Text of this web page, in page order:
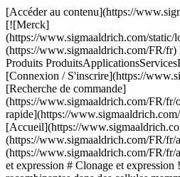
[Accéder au contenu](https://www.sigmaaldrich.com#main-content) [![Merck](https://www.sigmaaldrich.com/static/logos/purple/merck.svg)](https://www.sigmaaldrich.com/FR/fr) Produits Panier0 FRFR Produits ProduitsApplicationsServicesRessourcesSoutien [Connexion / S'inscrire](https://www.sigmaaldrich.com/oidc-sign-in) [Recherche de commande](https://www.sigmaaldrich.com/FR/fr/order-lookup) [Commande rapide](https://www.sigmaaldrich.com/FR/fr/quick-order) Panier0 [Accueil](https://www.sigmaaldrich.com/FR/fr)[Applications](https://www.sigmaaldrich.com/FR/fr/applications)[Génomique](https://www.sigmaaldrich.com/FR/fr/applications/genomics)Clonage et expression # Clonage et expression ![Expression de protéines recombinantes dans des cellules mammifères](https://www.sigmaaldrich.com/content/dam/cms-commons/sigmaaldrich/marketing/global/images/applications/genomics/recombinant-protein-expression.jpg "Expression de protéines recombinantes dans des cellules mammifères") __Expression de protéines recombinantes dans des cellules mammifères__ Les technologies de clonage et d’expression génique sont utilisées par les chercheurs dans divers domaines pour étudier un large éventail de questions biologiques, notamment la compréhension de la fonction des gènes, l’analyse des voies moléculaires, le développement embryonnaire, la recherche sur les maladies et la biotransformation des produits biologiques et thérapeutiques, pour n’en citer que quelques-unes. Une fois le gène ou la séquence génétique identifié(e), les chercheurs doivent choisir la meilleure stratégie de clonage moléculaire et le meilleur système d’expression protéique cellulaire en fonction des besoins spécifiques de l’application. Pour plus d’informations sur l’expression génique à l’aide de la technologie CRISPR ou sur le silençage génique à l’aide de réactifs ARNi, veuillez consulter notre [page consacrée à l’expression génique et au silençage génique](https://www.sigmaaldrich.com/FR/fr/applications/genomics/gene-expression-and-silencing). * * * ## Produits associés Slide 1 of 17 1 of 4 [![X-GlcA reagent for selection of recombinant bacterial clones](https://www.sigmaaldrich.com/deepweb/assets/sigmaaldrich/product/structures/401/113/46d77bfc-a3b7-4d7b-b47d-5699c063454d/640/46d77bfc-a3b7-4d7b-b47d-5699c063454d.png) \ Sigma-Aldrich \ B6650 \ X-GlcA](https://www.sigmaaldrich.com/FR/fr/product/sigma/b6650) Aperçu rapide [![Blue-White Select™ Screening Reagent for selection of recombinant bacterial clones](https://www.sigmaaldrich.com/deepweb/assets/sigmaaldrich/product/images/106/579/ecdb7ef1-2040-43e2-9699-4f30fde34faa/640/ecdb7ef1-2040-43e2-9699-4f30fde34faa.jpg) \ Sigma-Aldrich \ B3928 \ Blue-White Select™ Screening Reagent](https://www.sigmaaldrich.com/FR/fr/product/sigma/b3928) Aperçu rapide [![5-bromo-4-chloro-3-indolyl β-D-galactopyranoside ≥98%](https://www.sigmaaldrich.com/deepweb/assets/sigmaaldrich/product/structures/247/263/57654e94-ae59-485c-ae90-4a5da7fb51a9/640/57654e94-ae59-485c-ae90-4a5da7fb51a9.png) \ Sigma-Aldrich \ B9146 \ 5-bromo-4-chloro-3-indolyl β-D-galactopyranoside](https://www.sigmaaldrich.com/FR/fr/product/sigma/b9146) Aperçu rapide [![Deoxyribonucleic acid, single stranded from salmon testes For hybridization](https://www.sigmaaldrich.com/deepweb/assets/sigmaaldrich/product/images/394/949/b2878be0-2c3c-481f-9eee-43eb6c27d386/640/b2878be0-2c3c-481f-9eee-43eb6c27d386.jpg) \ Sigma-Aldrich \ D9156 \ Deoxyribonucleic acid, single stranded from salmon testes](https://www.sigmaaldrich.com/FR/fr/product/sigma/d9156) Aperçu rapide [![Diméthylsulfoxyde Molecular Biology](https://www.sigmaaldrich.com/deepweb/assets/sigmaaldrich/product/structures/351/937/4fba03cc-7107-47d4-8c4f-0193e7565d4d/640/4fba03cc-7107-47d4-8c4f-0193e7565d4d.png) \ Sigma-Aldrich \ D8418 \ Diméthylsulfoxyde](https://www.sigmaaldrich.com/FR/fr/product/sigma/d8418) Aperçu rapide [![Yeast Transformation Kit reagents for introducing plasmid DNA into yeast](https://www.sigmaaldrich.com/deepweb/assets/sigmaaldrich/product/images/313/425/f658de66-8206-40b5-ab0b-417b15654a4f/640/f658de66-8206-40b5-ab0b-417b15654a4f.jpg) \ Sigma-Aldrich \ YEAST1 \ Yeast Transformation Kit](https://www.sigmaaldrich.com/FR/fr/product/sigma/yeast1) Aperçu rapide [![SOC Medium For use in transformation](https://www.sigmaaldrich.com/deepweb/assets/sigmaaldrich/product/images/292/349/70b932fe-a654-484f-94ba-6225df0c97b9/640/70b932fe-a654-484f-94ba-6225df0c97b9.jpg) \ Sigma-Aldrich \ S1797 \ SOC Medium](https://www.sigmaaldrich.com/FR/fr/product/sigma/s1797) Aperçu rapide [![LB Broth with agar (Lennox) EZMix powder microbial growth medium](https://www.sigmaaldrich.com/deepweb/assets/sigmaaldrich/product/images/382/185/cc0c5161-cfc0-4e41-81fb-0fa32b75ea05/640/cc0c5161-cfc0-4e41-81fb-0fa32b75ea05.jpg) \ Sigma-Aldrich \ L7533 \ LB Broth with agar (Lennox)](https://www.sigmaaldrich.com/FR/fr/product/sigma/l7533) Aperçu rapide [![IPTG ≥99% (TLC), ≤0.1% Dioxane](https://www.sigmaaldrich.com/deepweb/assets/sigmaaldrich/product/structures/149/921/f1edb4f0-5065-4a15-b45d-3dddbf7bbf2f/640/f1edb4f0-5065-4a15-b45d-3dddbf7bbf2f.png) \ Sigma-Aldrich \ I6758 \ IPTG](https://www.sigmaaldrich.com/FR/fr/product/sial/i6758) Aperçu rapide [![Roche](https://www.sigmaaldrich.com/assets/images/pdp-no-image-sq/pdp-no-image-sq_w640.png) \ Roche \ APAI-RO \ Apa I](https://www.sigmaaldrich.com/FR/fr/product/roche/apairo) Aperçu rapide [![Not I from Nocardia otitidis-caviarum](https://